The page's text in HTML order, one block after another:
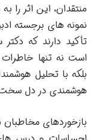
منتقدان، این اثر را
نمونه های برجسته
تأکید دارند که دکتر
است نه تنها خاطرات
بلکه با تحلیل
هوشمندی در دل سخت
بازخوردهای مخاطبان